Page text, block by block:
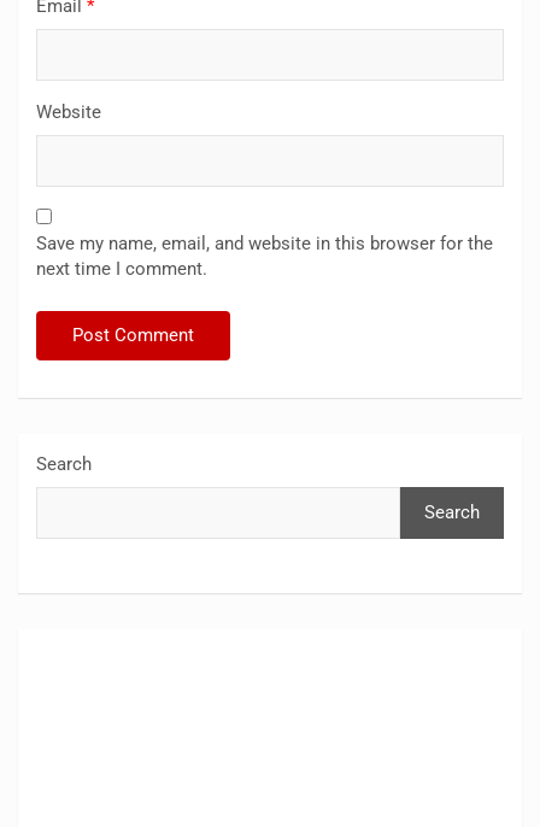
Email *
Website
Save my name, email, and website in this browser for the
next time I comment.
Search
Search